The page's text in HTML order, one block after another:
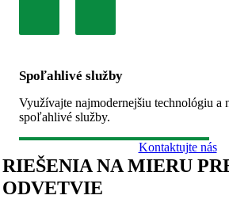
Spoľahlivé služby
Využívajte najmodernejšiu technológiu a
spoľahlivé služby.
Kontaktujte nás
RIEŠENIA NA MIERU
ODVETVIE